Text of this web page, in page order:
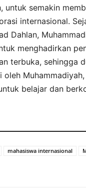
untuk semakin
internasional.
Dahlan,
menghadirkan
terbuka, sehingga
oleh
belajar dan
mahasiswa internasional